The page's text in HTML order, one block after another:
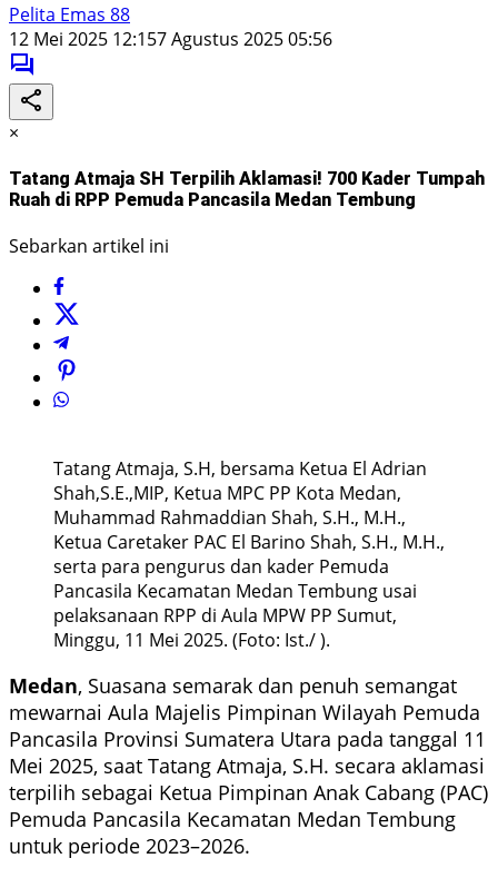
Pelita Emas 88
12 Mei 2025 12:157 Agustus 2025 05:56
×
Tatang Atmaja SH Terpilih Aklamasi! 700 Kader Tumpah
Ruah di RPP Pemuda Pancasila Medan Tembung
Sebarkan artikel ini
Tatang Atmaja, S.H, bersama Ketua El Adrian
Shah,S.E.,MIP, Ketua MPC PP Kota Medan,
Muhammad Rahmaddian Shah, S.H., M.H.,
Ketua Caretaker PAC El Barino Shah, S.H., M.H.,
serta para pengurus dan kader Pemuda
Pancasila Kecamatan Medan Tembung usai
pelaksanaan RPP di Aula MPW PP Sumut,
Minggu, 11 Mei 2025. (Foto: Ist./ ).
Medan, Suasana semarak dan penuh semangat
mewarnai Aula Majelis Pimpinan Wilayah Pemuda
Pancasila Provinsi Sumatera Utara pada tanggal 11
Mei 2025, saat Tatang Atmaja, S.H. secara aklamasi
terpilih sebagai Ketua Pimpinan Anak Cabang (PAC)
Pemuda Pancasila Kecamatan Medan Tembung
untuk periode 2023–2026.